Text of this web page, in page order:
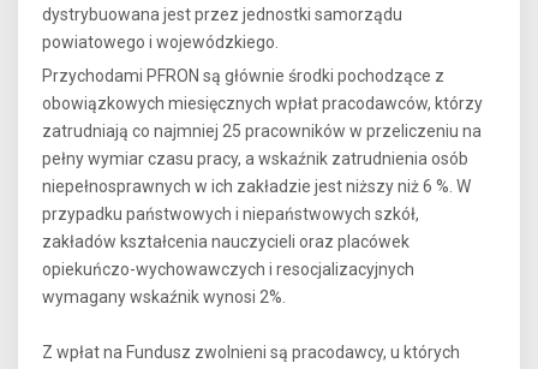
dystrybuowana jest przez jednostki samorządu
powiatowego i wojewódzkiego.
Przychodami PFRON są głównie środki pochodzące z
obowiązkowych miesięcznych wpłat pracodawców, którzy
zatrudniają co najmniej 25 pracowników w przeliczeniu na
pełny wymiar czasu pracy, a wskaźnik zatrudnienia osób
niepełnosprawnych w ich zakładzie jest niższy niż 6 %. W
przypadku państwowych i niepaństwowych szkół,
zakładów kształcenia nauczycieli oraz placówek
opiekuńczo-wychowawczych i resocjalizacyjnych
wymagany wskaźnik wynosi 2%.
Z wpłat na Fundusz zwolnieni są pracodawcy, u których